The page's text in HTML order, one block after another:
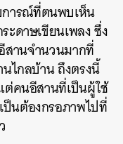
ารณ์ที่ตนพบเห็น
ดาษเขียนเพลง ซึ่ง
านจำนวนมากที่
ไกลบ้าน ถึงตรงนี้
ต่คนอีสานที่เป็นผู้ใช้
ป็นต้องกรอภาพไปที่